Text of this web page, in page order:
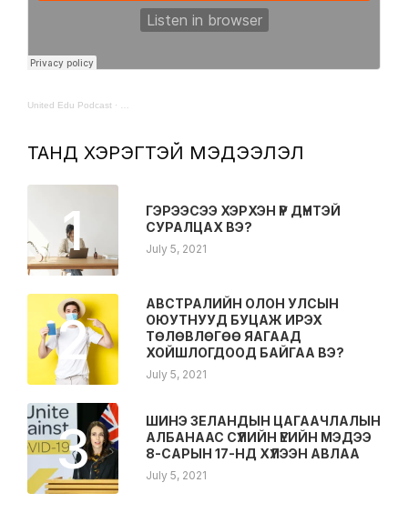
United Edu Podcast ·
ТАНД ХЭРЭГТЭЙ МЭДЭЭЛЭЛ
1
ГЭРЭЭСЭЭ ХЭРХЭН ҮР ДҮНТЭЙ
СУРАЛЦАХ ВЭ?
July 5, 2021
2
АВСТРАЛИЙН ОЛОН УЛСЫН
ОЮУТНУУД БУЦАЖ ИРЭХ
ТӨЛӨВЛӨГӨӨ ЯАГААД
ХОЙШЛОГДООД БАЙГАА ВЭ?
July 5, 2021
3
ШИНЭ ЗЕЛАНДЫН ЦАГААЧЛАЛЫН
АЛБАНААС СҮҮЛИЙН ҮЕИЙН МЭДЭЭ
8-САРЫН 17-НД ХҮЛЭЭН АВЛАА
July 5, 2021